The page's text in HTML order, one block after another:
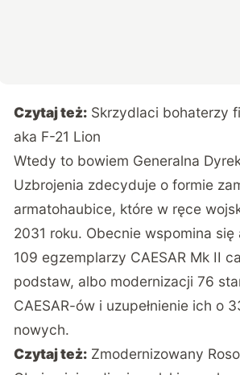
Czytaj też: Skrzydlaci bohaterzy
aka F-21 Lion
Wtedy to bowiem Generalna
Uzbrojenia zdecyduje o formie
armatohaubice, które w ręce
2031 roku. Obecnie wspomina
109 egzemplarzy CAESAR Mk II
podstaw, albo modernizacji 76
CAESAR-ów i uzupełnienie ich o
nowych.
Czytaj też: Zmodernizowany